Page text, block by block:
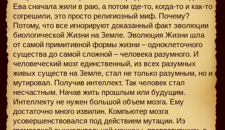
Ева сначала жили в раю, а потом где-то, когда-то и как-то
согрешили, это просто религиозный миф. Почему?
Потому, что все игнорируют доказанный факт эволюции
биологической Жизни на Земле. Эволюция Жизни шла
от самой примитивной формы жизни – одноклеточного
существа до самой сложной – человека разумного. И
человеческий мозг единственный, из всех разумных
живых существ на Земле, стал не только разумным, но и
мутировал. Получив интеллект. Так человек стал
несчастным. Начав жить прошлым или будущим.
Интеллекту не нужен большой объем мозга. Ему
достаточно много извилин. Компьютер мозга
усовершенствовался под действием мутации. Из